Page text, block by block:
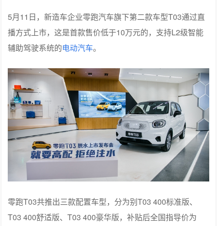
5月11日，新造车企业零跑汽车旗下第二款车型T03通过直
播方式上市，这是首款售价低于10万元的，支持L2级智能
辅助驾驶系统的电动汽车。
零跑T03共推出三款配置车型，分为别T03 400标准版、
T03 400舒适版、T03 400豪华版，补贴后全国指导价为